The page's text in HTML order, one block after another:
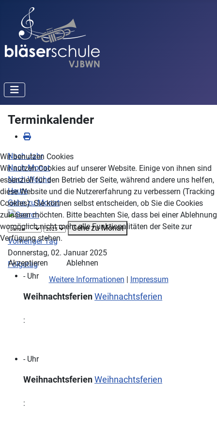
Terminkalender
Nach Jahr
Nach Monat
Nach Woche
Heute
Gehe zu Monat
Gehe zu Monat
Vorheriger Tag
Donnerstag, 02. Januar 2025
Folgetag
- Uhr
WeihnachtsferienWeihnachtsferien
:
- Uhr
WeihnachtsferienWeihnachtsferien
:
Wir benutzen Cookies
Wir nutzen Cookies auf unserer Website. Einige von ihnen sind
essenziell für den Betrieb der Seite, während andere uns helfen,
diese Website und die Nutzererfahrung zu verbessern (Tracking
Cookies). Sie können selbst entscheiden, ob Sie die Cookies
zulassen möchten. Bitte beachten Sie, dass bei einer Ablehnung
womöglich nicht mehr alle Funktionalitäten der Seite zur
Verfügung stehen.
Akzeptieren
Ablehnen
Weitere Informationen | Impressum